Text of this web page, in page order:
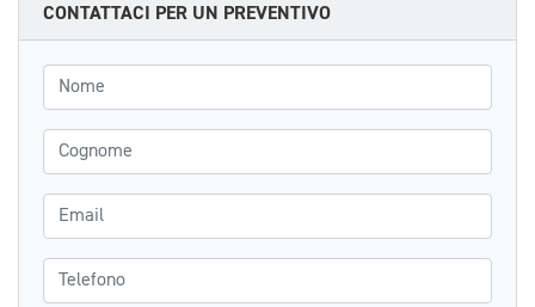
CONTATTACI PER UN PREVENTIVO
Nome
Cognome
Email
Telefono